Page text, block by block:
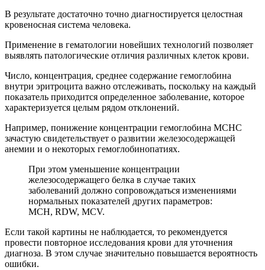
В результате достаточно точно диагностируется целостная
кровеносная система человека.
Применение в гематологии новейших технологий позволяет
выявлять патологические отличия различных клеток крови.
Число, концентрация, среднее содержание гемоглобина
внутри эритроцита важно отслеживать, поскольку на каждый
показатель приходится определенное заболевание, которое
характеризуется целым рядом отклонений.
Например, понижение концентрации гемоглобина MCHC
зачастую свидетельствует о развитии железосодержащей
анемии и о некоторых гемоглобинопатиях.
При этом уменьшение концентрации
железосодержащего белка в случае таких
заболеваний должно сопровождаться изменениями
нормальных показателей других параметров:
MCH, RDW, MCV.
Если такой картины не наблюдается, то рекомендуется
провести повторное исследования крови для уточнения
диагноза. В этом случае значительно повышается вероятность
ошибки.